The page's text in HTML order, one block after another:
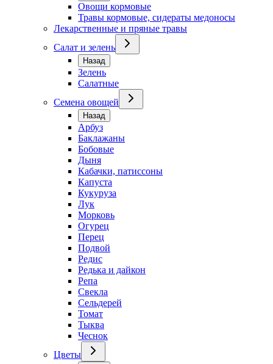
Овощи кормовые
Травы кормовые, сидераты медоносы
Лекарственные и пряные травы
Салат и зелень
Назад
Зелень
Салатные
Семена овощей
Назад
Арбуз
Баклажаны
Бобовые
Дыня
Кабачки, патиссоны
Капуста
Кукуруза
Лук
Морковь
Огурец
Перец
Подвой
Редис
Редька и дайкон
Репа
Свекла
Сельдерей
Томат
Тыква
Чеснок
Цветы